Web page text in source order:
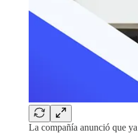
La compañía anunció que